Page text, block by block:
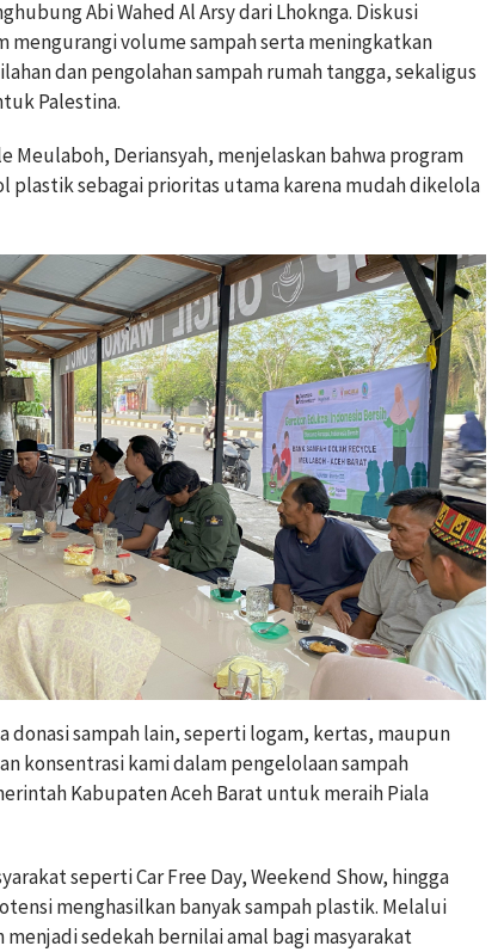
Abi Wahed Al Arsy dari Lhoknga. Diskusi
mengurangi volume sampah serta meningkatkan
dan pengolahan sampah rumah tangga, sekaligus
Palestina.
Meulaboh, Deriansyah, menjelaskan bahwa program
sebagai prioritas utama karena mudah dikelola
donasi sampah lain, seperti logam, kertas, maupun
konsentrasi kami dalam pengelolaan sampah
Kabupaten Aceh Barat untuk meraih Piala
seperti Car Free Day, Weekend Show, hingga
menghasilkan banyak sampah plastik. Melalui
sedekah bernilai amal bagi masyarakat